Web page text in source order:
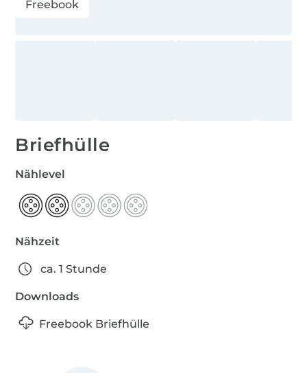
Freebook
Briefhülle
Nählevel
Nähzeit
ca. 1 Stunde
Downloads
Freebook Briefhülle